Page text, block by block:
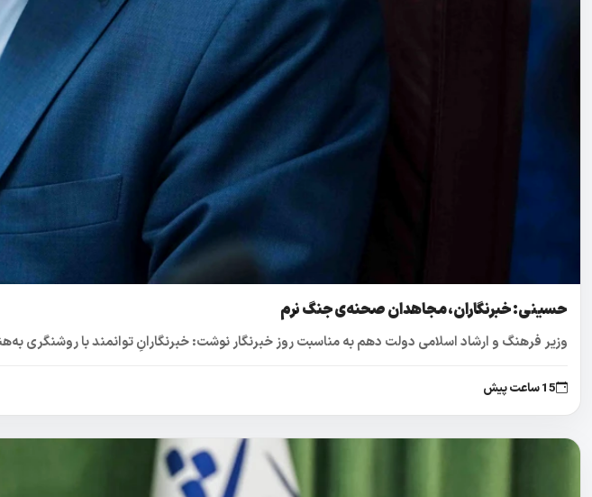
حسینی: خبرنگاران، مجاهدان صحنه‌ی جنگ نرم
وزیر فرهنگ و ارشاد اسلامی دولت دهم به مناسبت روز خبرنگار نوشت: خبرنگارانِ توانمند با روشنگری
15 ساعت پیش